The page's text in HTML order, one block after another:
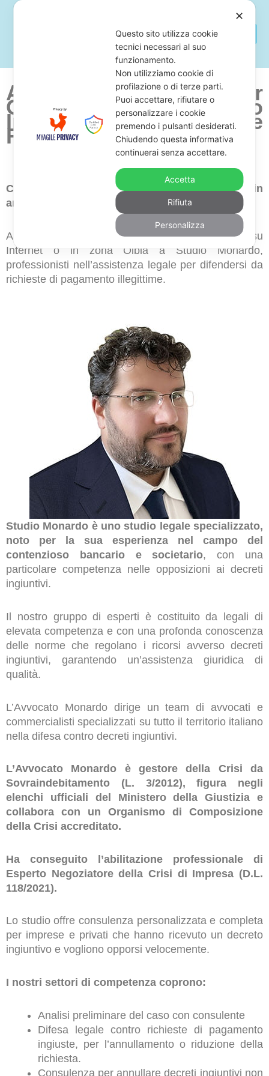
Avvocato Per
Opposizione a Decreto
Ingiuntivo Olbia e
Ricorso
Cerchi uno studio legale di avvocati esperti in
annullamento di decreti ingiuntivi in zona Olbia?
Allora, ti proponiamo di chiedere una consulenza su
Internet o in zona Olbia a Studio Monardo,
professionisti nell’assistenza legale per difendersi da
richieste di pagamento illegittime.
Studio Monardo è uno studio legale specializzato,
noto per la sua esperienza nel campo del
contenzioso bancario e societario, con una
particolare competenza nelle opposizioni ai decreti
ingiuntivi.
Il nostro gruppo di esperti è costituito da legali di
elevata competenza e con una profonda conoscenza
delle norme che regolano i ricorsi avverso decreti
ingiuntivi, garantendo un’assistenza giuridica di
qualità.
L’Avvocato Monardo dirige un team di avvocati e
commercialisti specializzati su tutto il territorio italiano
nella difesa contro decreti ingiuntivi.
L’Avvocato Monardo è gestore della Crisi da
Sovraindebitamento (L. 3/2012), figura negli
elenchi ufficiali del Ministero della Giustizia e
collabora con un Organismo di Composizione
della Crisi accreditato.
Ha conseguito l’abilitazione professionale di
Esperto Negoziatore della Crisi di Impresa (D.L.
118/2021).
Lo studio offre consulenza personalizzata e completa
per imprese e privati che hanno ricevuto un decreto
ingiuntivo e vogliono opporsi velocemente.
I nostri settori di competenza coprono:
Analisi preliminare del caso con consulente
Difesa legale contro richieste di pagamento
ingiuste, per l’annullamento o riduzione della
richiesta.
Consulenza per annullare decreti ingiuntivi non
✕
Questo sito utilizza cookie
tecnici necessari al suo
funzionamento.
Non utilizziamo cookie di
profilazione o di terze parti.
Puoi accettare, rifiutare o
personalizzare i cookie
premendo i pulsanti desiderati.
Chiudendo questa informativa
continuerai senza accettare.
Accetta
Rifiuta
Personalizza